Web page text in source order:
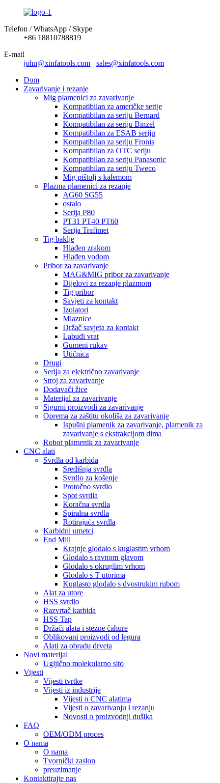
Telefon / WhatsApp / Skype
+86 18810788819
E-mail
john@xinfatools.com
sales@xinfatools.com
Dom
Zavarivanje i rezanje
Mig plamenici za zavarivanje
Kompatibilan za američke serije
Kompatibilan za seriju Bernard
Kompatibilan za seriju Binzel
Kompatibilan za ESAB seriju
Kompatibilan za seriju Fronis
Kompatibilan za OTC seriju
Kompatibilan za seriju Panasonic
Kompatibilan za seriju Tweco
Mig pištolj s kalemom
Plazma plamenici za rezanje
AG60 SG55
ostalo
Serija P80
PT31 PT40 PT60
Serija Trafimet
Tig baklje
Hlađen zrakom
Hlađen vodom
Pribor za zavarivanje
MAG&MIG pribor za zavarivanje
Dijelovi za rezanje plazmom
Tig pribor
Savjeti za kontakt
Izolatori
Mlaznice
Držač savjeta za kontakt
Labuđi vrat
Gumeni rukav
Utičnica
Drugi
Serija za električno zavarivanje
Stroj za zavarivanje
Dodavači žice
Materijal za zavarivanje
Sigurni proizvodi za zavarivanje
Oprema za zaštitu okoliša za zavarivanje
Ispušni plamenik za zavarivanje, plamenik za
zavarivanje s ekstrakcijom dima
Robot plamenik za zavarivanje
CNC alati
Svrdla od karbida
Središnja svrdla
Svrdlo za košenje
Protočno svrdlo
Spot svrdla
Koračna svrdla
Spiralna svrdla
Rotirajuća svrdla
Karbidni umetci
End Mill
Krajnje glodalo s kuglastim vrhom
Glodalo s ravnom glavom
Glodalo s okruglim vrhom
Glodalo s T utorima
Kuglasto glodalo s dvostrukim rubom
Alat za utore
HSS svrdlo
Razvrtač karbida
HSS Tap
Držači alata i stezne čahure
Oblikovani proizvodi od legura
Alati za obradu drveta
Novi materijal
Ugljično molekularno sito
Vijesti
Vijesti tvrtke
Vijesti iz industrije
Vijesti o CNC alatima
Vijesti o zavarivanju i rezanju
Novosti o proizvodnji dušika
FAQ
OEM/ODM proces
O nama
O nama
Tvornički zaslon
preuzimanje
Kontaktirajte nas